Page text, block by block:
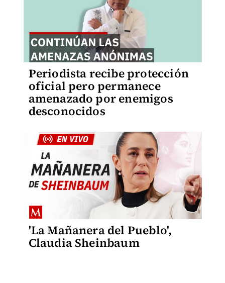
Periodista recibe protección
oficial pero permanece
amenazado por enemigos
desconocidos
'La Mañanera del Pueblo',
Claudia Sheinbaum